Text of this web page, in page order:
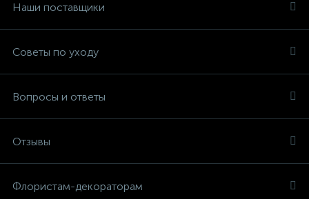
Наши поставщики
Советы по уходу
Вопросы и ответы
Отзывы
Флористам-декораторам